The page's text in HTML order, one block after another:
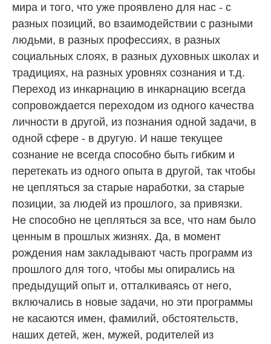
мира и того, что уже проявлено для нас - с
разных позиций, во взаимодействии с разными
людьми, в разных профессиях, в разных
социальных слоях, в разных духовных школах и
традициях, на разных уровнях сознания и т.д.
Переход из инкарнацию в инкарнацию всегда
сопровождается переходом из одного качества
личности в другой, из познания одной задачи, в
одной сфере - в другую. И наше текущее
сознание не всегда способно быть гибким и
перетекать из одного опыта в другой, так чтобы
не цепляться за старые наработки, за старые
позиции, за людей из прошлого, за привязки.
Не способно не цепляться за все, что нам было
ценным в прошлых жизнях. Да, в момент
рождения нам закладывают часть программ из
прошлого для того, чтобы мы опирались на
предыдущий опыт и, отталкиваясь от него,
включались в новые задачи, но эти программы
не касаются имен, фамилий, обстоятельств,
наших детей, жен, мужей, родителей из